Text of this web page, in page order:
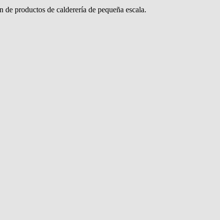
productos de calderería de pequeña escala.